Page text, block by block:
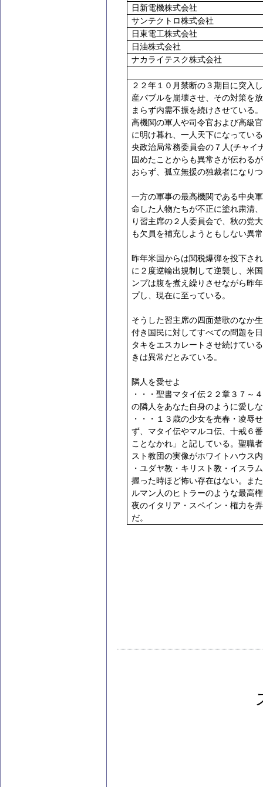
日新電機株式会社
サンテクトロ株式会社
日東電工株式会社
日油株式会社
ナカライテスク株式会社
２２年１０月禁断の３期目に突入
産バブルを崩壊させ、その対策を
まらず内需不振を続けさせている
高機関の軍人や司令官および高級
に明け暮れ、一人天下になってい
央政治局常務委員会の７人(チャイ
固めたことからも異常さが伝わる
おらず、孤立無援の独裁者になり
一方の軍事の最高機関である中央
命した人物たちが不正に塗れ粛清
り習主席の２人委員会で、秋の党
も欠員を補充しようともしない異
昨年米国からは関税爆弾を投下さ
に２度逆輸出規制して逆襲し、米
ンプは腹を煮え繰りさせながら昨
プし、現在に至っている。
そうした習主席の四面楚歌のなか
付き国民に対してすべての問題を
タキをエスカレートさせ続けてい
きは異常だとみている。
隣人を愛せよ
・・・聖書マタイ伝２２ 章３７～
の隣人をあなた自身のように愛し
・・・１３歳の少女を売春・凌辱
ず、マタイ伝やマルコ伝、十戒６
ことなかれ」と記している。聖職
スト教団の実像がホワイトハウス
・ユダヤ教・キリスト教・イスラ
握った時ほど怖い存在はない。ま
ルマン人のヒトラーのような最高
夜のイタリア・スペイン・権力を
だ。